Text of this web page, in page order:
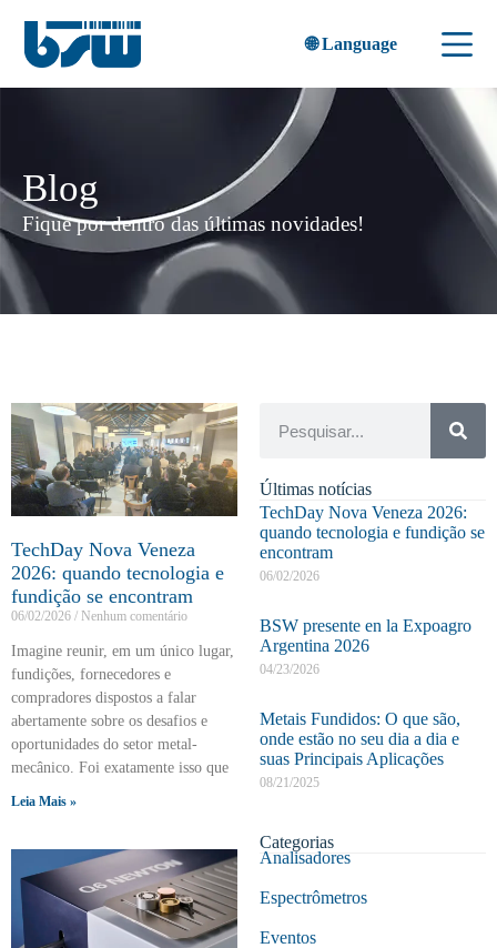
🌐 Language
Blog
Fique por dentro das últimas novidades!
TechDay Nova Veneza
2026: quando tecnologia e
fundição se encontram
06/02/2026 Nenhum comentário
Imagine reunir, em um único lugar,
fundições, fornecedores e
compradores dispostos a falar
abertamente sobre os desafios e
oportunidades do setor metal-
mecânico. Foi exatamente isso que
Leia Mais »
Últimas notícias
TechDay Nova Veneza 2026:
quando tecnologia e fundição se
encontram
06/02/2026
BSW presente en la Expoagro
Argentina 2026
04/23/2026
Metais Fundidos: O que são,
onde estão no seu dia a dia e
suas Principais Aplicações
08/21/2025
Categorias
Analisadores
Espectrômetros
Eventos